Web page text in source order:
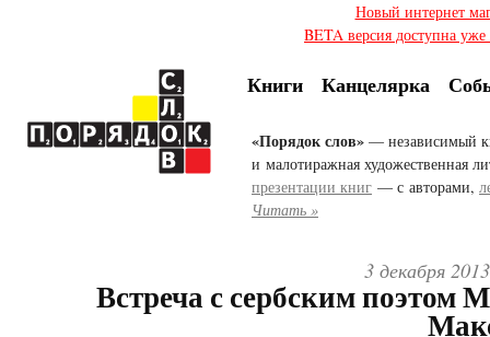
Новый интернет
BETA версия доступна
Книги Канцелярка
«Порядок слов» — независимый
и малотиражная художественная
презентации книг — с авторами,
Читать »
3 декабря
Встреча с сербским поэтом